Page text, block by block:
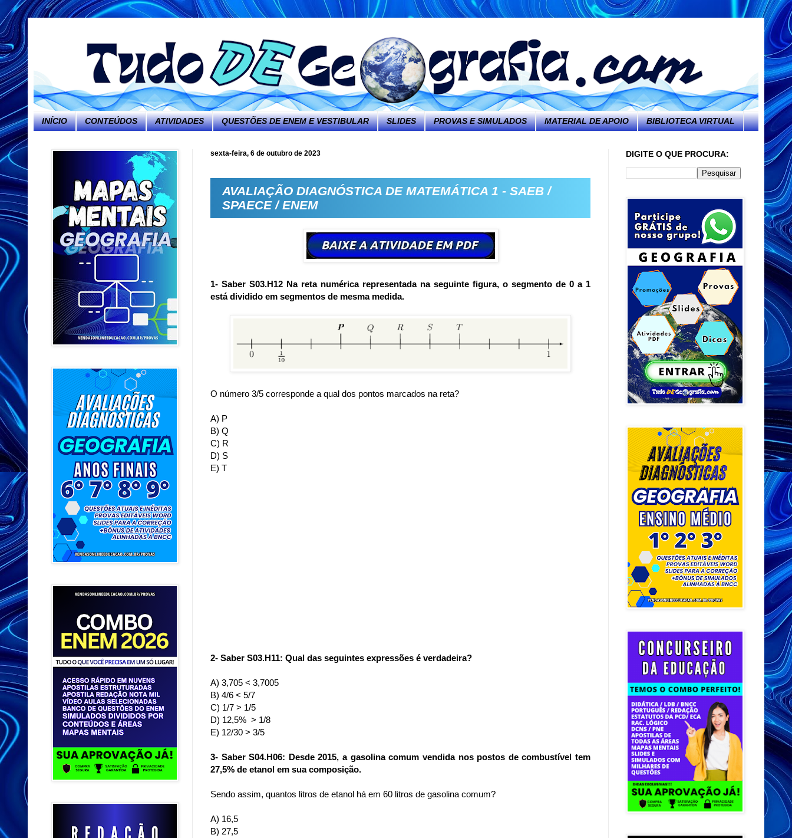
INÍCIO CONTEÚDOS ATIVIDADES QUESTÕES DE ENEM E VESTIBULAR SLIDES PROVAS E SIMULADOS MATERIAL DE APOIO BIBLIOTECA VIRTUAL
sexta-feira, 6 de outubro de 2023
AVALIAÇÃO DIAGNÓSTICA DE MATEMÁTICA 1 - SAEB /
SPAECE / ENEM
1- Saber S03.H12 Na reta numérica representada na seguinte figura, o segmento de 0 a 1
está dividido em segmentos de mesma medida.
O número 3/5 corresponde a qual dos pontos marcados na reta?
A) P
B) Q
C) R
D) S
E) T
2- Saber S03.H11: Qual das seguintes expressões é verdadeira?
A) 3,705 < 3,7005
B) 4/6 < 5/7
C) 1/7 > 1/5
D) 12,5% > 1/8
E) 12/30 > 3/5
3- Saber S04.H06: Desde 2015, a gasolina comum vendida nos postos de combustível tem
27,5% de etanol em sua composição.
Sendo assim, quantos litros de etanol há em 60 litros de gasolina comum?
A) 16,5
B) 27,5
DIGITE O QUE PROCURA: